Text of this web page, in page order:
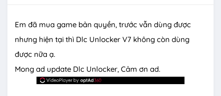
Em đã mua game bản quyền, trước vẫn dùng được
nhưng hiện tại thì Dlc Unlocker V7 không còn dùng
được nữa ạ.
Mong ad update Dlc Unlocker, Cảm ơn ad.